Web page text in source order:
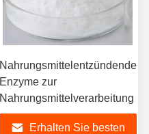
Nahrungsmittelentzündende
Enzyme zur
Nahrungsmittelverarbeitung
Erhalten Sie besten